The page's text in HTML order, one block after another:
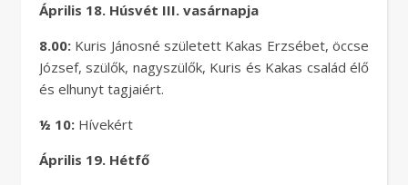
Április 18. Húsvét III. vasárnapja
8.00: Kuris Jánosné született Kakas Erzsébet, öccse
József, szülők, nagyszülők, Kuris és Kakas család élő
és elhunyt tagjaiért.
½ 10: Hívekért
Április 19. Hétfő